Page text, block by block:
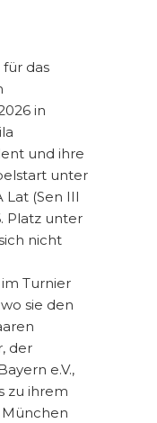
das
in
und ihre
unter
Lat (Sen III
Platz unter
nicht
Turnier
sie den
der
e.V.,
zu ihrem
München